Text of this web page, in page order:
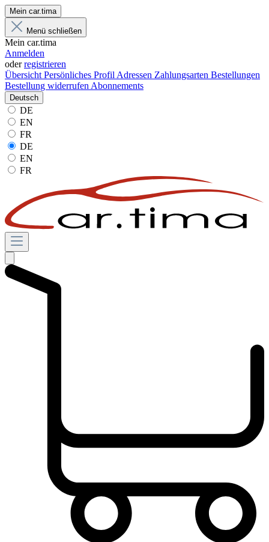
Mein car.tima
Menü schließen
Mein car.tima
Anmelden
oderregistrieren
Übersicht Persönliches Profil Adressen Zahlungsarten Bestellungen
Bestellung widerrufen Abonnements
Deutsch
DE
EN
FR
DE
EN
FR